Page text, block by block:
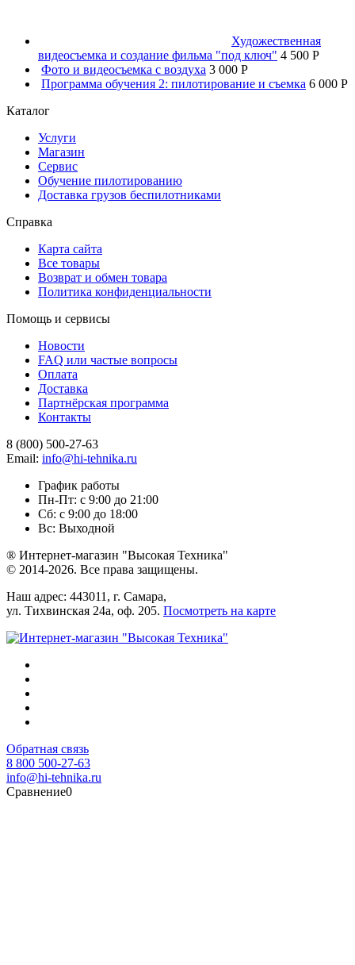
Художественная
видеосъемка и создание фильма "под ключ" 4 500 P
Фото и видеосъемка с воздуха 3 000 P
Программа обучения 2: пилотирование и съемка 6 000 P
Каталог
Услуги
Магазин
Сервис
Обучение пилотированию
Доставка грузов беспилотниками
Справка
Карта сайта
Все товары
Возврат и обмен товара
Политика конфиденциальности
Помощь и сервисы
Новости
FAQ или частые вопросы
Оплата
Доставка
Партнёрская программа
Контакты
8 (800) 500-27-63
Email: info@hi-tehnika.ru
График работы
Пн-Пт: с 9:00 до 21:00
Сб: с 9:00 до 18:00
Вс: Выходной
® Интернет-магазин "Высокая Техника"
© 2014-2026. Все права защищены.
Наш адрес: 443011, г. Самара,
ул. Тихвинская 24а, оф. 205. Посмотреть на карте
Обратная связь
8 800 500-27-63
info@hi-tehnika.ru
Сравнение0